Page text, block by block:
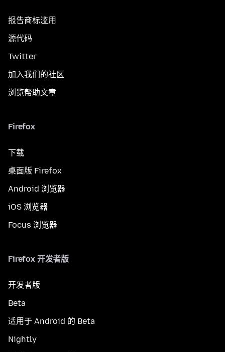
报告商标滥用
源代码
Twitter
加入我们的社区
浏览帮助文章
Firefox
下载
桌面版 Firefox
Android 浏览器
iOS 浏览器
Focus 浏览器
Firefox 开发者版
开发者版
Beta
适用于 Android 的 Beta
Nightly